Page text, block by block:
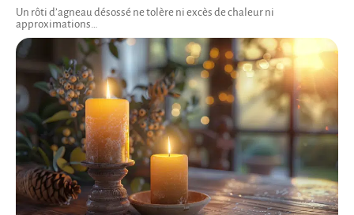
Un rôti d’agneau désossé ne tolère ni excès de chaleur ni
approximations